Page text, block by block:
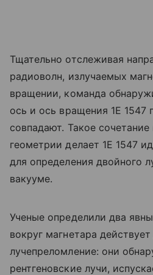
Тщательно отслеживая
радиоволн, излучаемых
вращении, команда
ось и ось вращения 1E 1547
совпадают. Такое
геометрии делает 1E 1547
для определения двойного
вакууме.
Ученые определили два
вокруг магнетара
лучепреломление: они
рентгеновские лучи,